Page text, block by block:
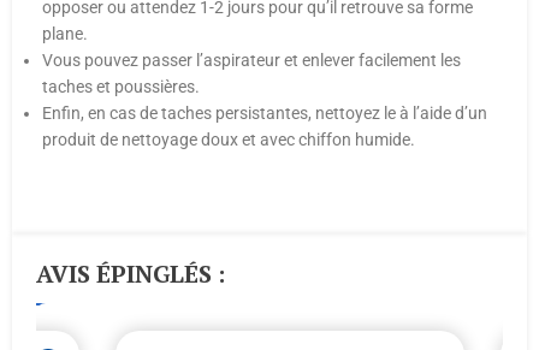
opposer ou attendez 1-2 jours pour qu’il retrouve sa forme
plane.
Vous pouvez passer l’aspirateur et enlever facilement les
taches et poussières.
Enfin, en cas de taches persistantes, nettoyez le à l’aide d’un
produit de nettoyage doux et avec chiffon humide.
AVIS ÉPINGLÉS :